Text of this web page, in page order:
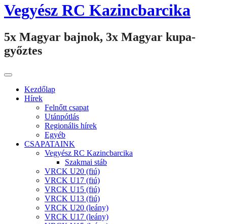
Vegyész RC Kazincbarcika
5x Magyar bajnok, 3x Magyar kupa-
győztes
Kezdőlap
Hírek
Felnőtt csapat
Utánpótlás
Regionális hírek
Egyéb
CSAPATAINK
Vegyész RC Kazincbarcika
Szakmai stáb
VRCK U20 (fiú)
VRCK U17 (fiú)
VRCK U15 (fiú)
VRCK U13 (fiú)
VRCK U20 (leány)
VRCK U17 (leány)